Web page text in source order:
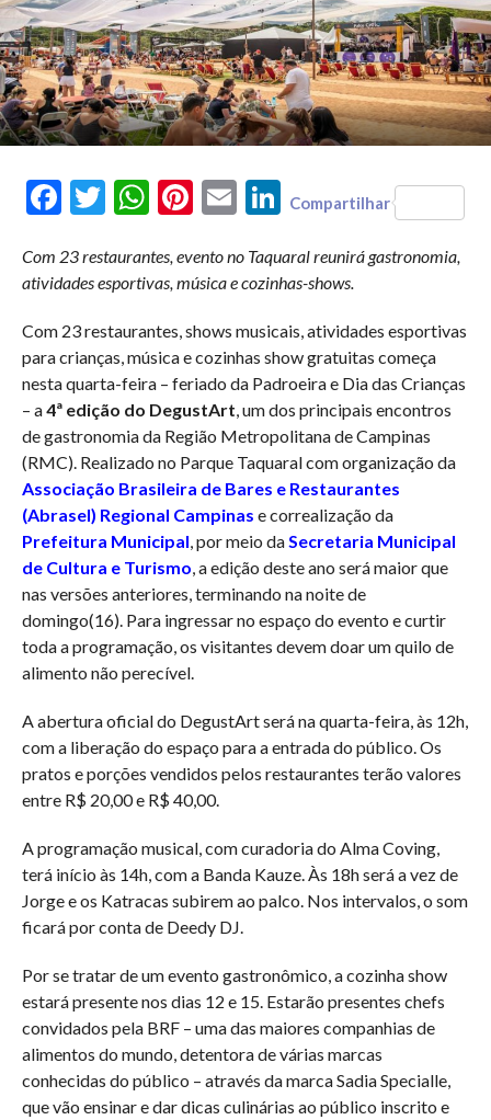
FacebookTwitterWhatsAppPinterest
Email LinkedIn
Compartilhar
Com 23 restaurantes, evento no Taquaral reunirá gastronomia,
atividades esportivas, música e cozinhas-shows.
Com 23 restaurantes, shows musicais, atividades esportivas
para crianças, música e cozinhas show gratuitas começa
nesta quarta-feira – feriado da Padroeira e Dia das Crianças
– a4ª edição do DegustArt, um dos principais encontros
de gastronomia da Região Metropolitana de Campinas
(RMC). Realizado no Parque Taquaral com organização da
Associação Brasileira de Bares e Restaurantes
(Abrasel) Regional Campinas e correalização da
Prefeitura Municipal, por meio daSecretaria Municipal
de Cultura e Turismo, a edição deste ano será maior que
nas versões anteriores, terminando na noite de
domingo(16). Para ingressar no espaço do evento e curtir
toda a programação, os visitantes devem doar um quilo de
alimento não perecível.
A abertura oficial do DegustArt será na quarta-feira, às 12h,
com a liberação do espaço para a entrada do público. Os
pratos e porções vendidos pelos restaurantes terão valores
entre R$ 20,00 e R$ 40,00.
A programação musical, com curadoria do Alma Coving,
terá início às 14h, com a Banda Kauze. Às 18h será a vez de
Jorge e os Katracas subirem ao palco. Nos intervalos, o som
ficará por conta de Deedy DJ.
Por se tratar de um evento gastronômico, a cozinha show
estará presente nos dias 12 e 15. Estarão presentes chefs
convidados pela BRF – uma das maiores companhias de
alimentos do mundo, detentora de várias marcas
conhecidas do público – através da marca Sadia Specialle,
que vão ensinar e dar dicas culinárias ao público inscrito e